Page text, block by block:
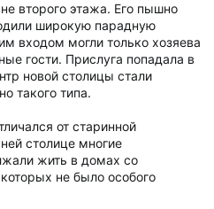
второго этажа. Его пышно
широкую парадную
входом могли только хозяева
гости. Прислуга попадала в
новой столицы стали
такого типа.
от старинной
столице многие
жить в домах со
не было особого